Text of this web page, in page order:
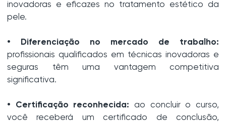
inovadoras e eficazes no tratamento estético da
pele.
• Diferenciação no mercado de trabalho:
profissionais qualificados em técnicas inovadoras e
seguras têm uma vantagem competitiva
significativa.
• Certificação reconhecida: ao concluir o curso,
você receberá um certificado de conclusão,